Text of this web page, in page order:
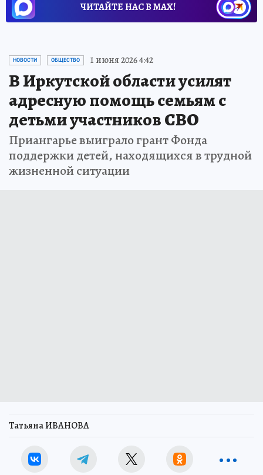
ЧИТАЙТЕ НАС В МАХ!
НОВОСТИ ОБЩЕСТВО 1 июня 2026 4:42
В Иркутской области усилят
адресную помощь семьям с
детьми участников СВО
Приангарье выиграло грант Фонда
поддержки детей, находящихся в трудной
жизненной ситуации
Татьяна ИВАНОВА